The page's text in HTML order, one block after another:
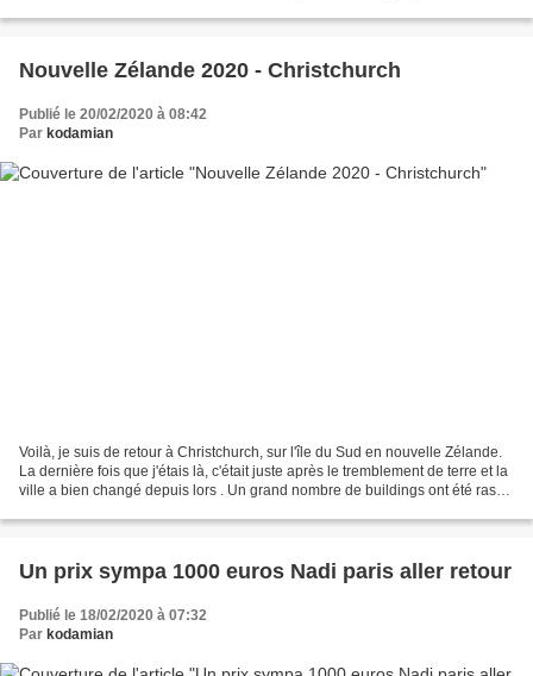
Nouvelle Zélande 2020 - Christchurch
Publié le 20/02/2020 à 08:42
Par kodamian
Voilà, je suis de retour à Christchurch, sur l'île du Sud en nouvelle Zélande.
La dernière fois que j'étais là, c'était juste après le tremblement de terre et la
ville a bien changé depuis lors . Un grand nombre de buildings ont été rasés
Un prix sympa 1000 euros Nadi paris aller retour
Publié le 18/02/2020 à 07:32
Par kodamian